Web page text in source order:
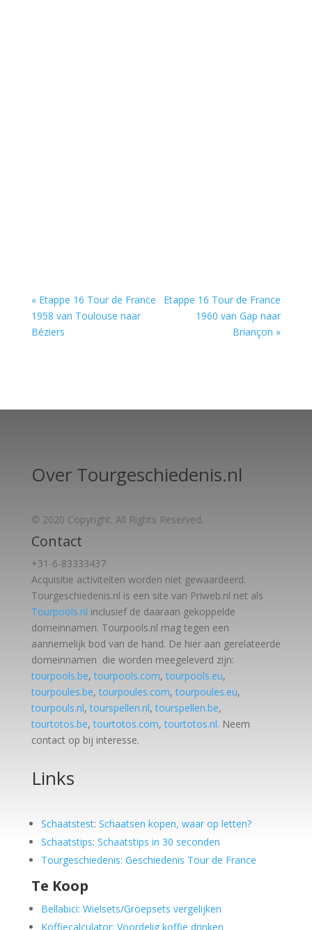
« Etappe 16 Tour de France
1958 van Toulouse naar
Béziers
Etappe 16 Tour de France
1960 van Gap naar
Briançon »
Over Tourgeschiedenis.nl
© 2020 Copyright. All Rights Reserved.
Contact
+31-6-83333437
Acquisitie activiteiten worden niet gewaardeerd.
Tourgeschiedenis.nl is een site van Priweb.nl net als
Tourpools.nl inclusief de daaraan gekoppelde
domeinnamen. Tourpools.nl mag tegen een
aannemelijk bod van de hand. De hier aan gerelateerde
domeinnamen die worden meegeleverd zijn:
tourpools.be,tourpools.com,tourpools.eu,
tourpoules.be,tourpoules.com,tourpoules.eu,
tourpouls.nl,tourspellen.nl,tourspellen.be,
tourtotos.be,tourtotos.com,tourtotos.nl. Neem
contact op bij interesse.
Links
Schaatstest: Schaatsen kopen, waar op letten?
Schaatstips: Schaatstips in 30 seconden
Tourgeschiedenis: Geschiedenis Tour de France
Te Koop
Bellabici: Wielsets/Groepsets vergelijken
Koffiecalculator: Voordelig koffie drinken